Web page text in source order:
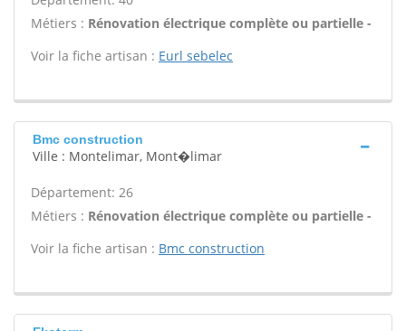
Métiers : Rénovation électrique complète ou partielle -
Voir la fiche artisan : Eurl sebelec
Bmc construction
Ville : Montelimar, Mont�limar
Département: 26
Métiers : Rénovation électrique complète ou partielle -
Voir la fiche artisan : Bmc construction